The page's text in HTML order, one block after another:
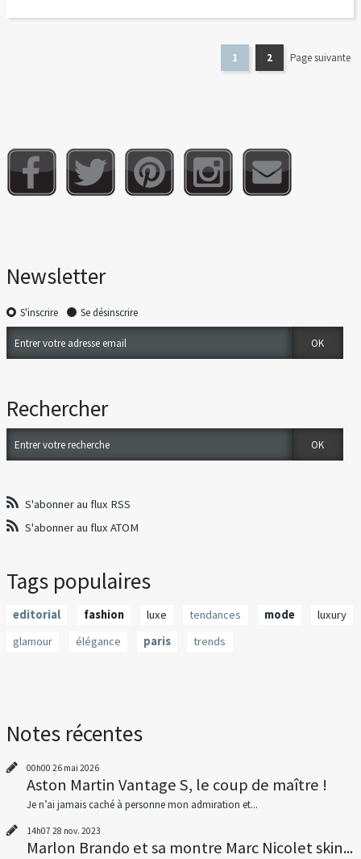
1 2 Page suivante
Newsletter
S'inscrire Se désinscrire
Rechercher
S'abonner au flux RSS
S'abonner au flux ATOM
Tags populaires
editorial fashion luxe tendances mode
luxury
glamour
élégance paris trends
Notes récentes
00h00 26 mai 2026
Aston Martin Vantage S, le coup de maître !
Je n’ai jamais caché à personne mon admiration et...
14h07 28 nov. 2023
Marlon Brando et sa montre Marc Nicolet skin...